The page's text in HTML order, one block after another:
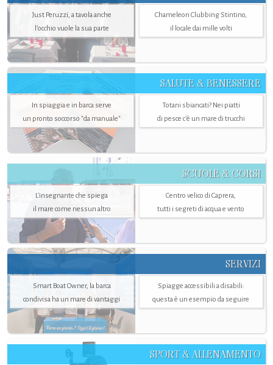
Just Peruzzi, a tavola anche
l’occhio vuole la sua parte
Chameleon Clubbing Stintino,
il locale dai mille volti
SALUTE & BENESSERE
In spiaggia e in barca serve
un pronto soccorso "da manuale"
Totani sbiancati? Nei piatti
di pesce c'è un mare di trucchi
SCUOLE & CORSI
L'insegnante che spiega
il mare come nessun altro
Centro velico di Caprera,
tutti i segreti di acqua e vento
SERVIZI
Smart Boat Owner, la barca
condivisa ha un mare di vantaggi
Spiagge accessibili a disabili:
questa è un esempio da seguire
SPORT & ALLENAMENTO